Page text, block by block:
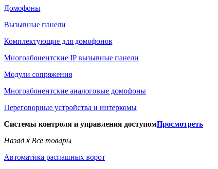
Домофоны
Вызывные панели
Комплектующие для домофонов
Многоабонентские IP вызывные панели
Модули сопряжения
Многоабонентские аналоговые домофоны
Переговорные устройства и интеркомы
Системы контроля и управления доступомПросмотреть
Назад к Все товары
Автоматика распашных ворот